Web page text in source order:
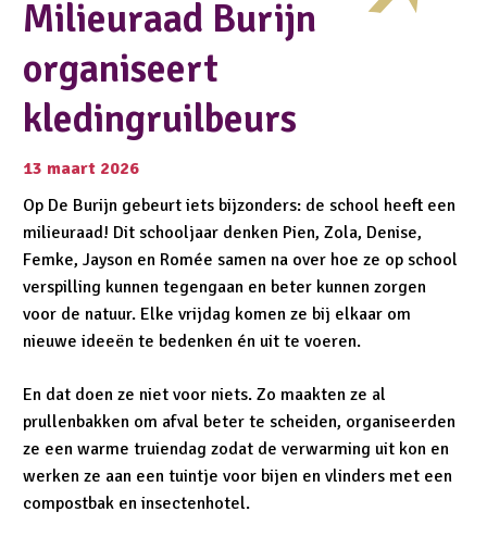
Milieuraad Burijn
organiseert
kledingruilbeurs
13 maart 2026
Op De Burijn gebeurt iets bijzonders: de school heeft een
milieuraad! Dit schooljaar denken Pien, Zola, Denise,
Femke, Jayson en Romée samen na over hoe ze op school
verspilling kunnen tegengaan en beter kunnen zorgen
voor de natuur. Elke vrijdag komen ze bij elkaar om
nieuwe ideeën te bedenken én uit te voeren.
En dat doen ze niet voor niets. Zo maakten ze al
prullenbakken om afval beter te scheiden, organiseerden
ze een warme truiendag zodat de verwarming uit kon en
werken ze aan een tuintje voor bijen en vlinders met een
compostbak en insectenhotel.